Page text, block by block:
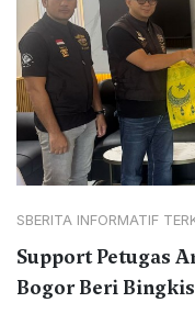
SBERITA INFORMATIF
Support Petugas
Bogor Beri